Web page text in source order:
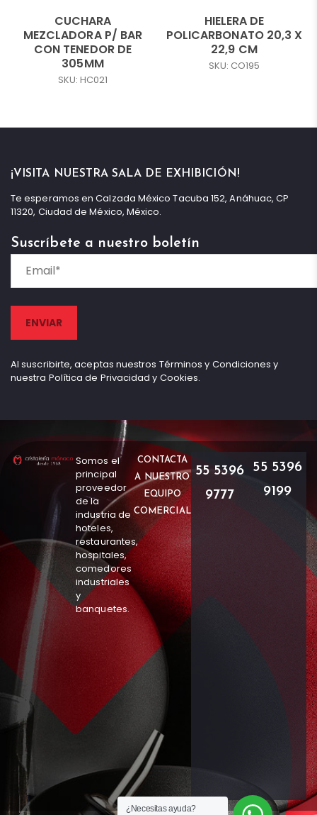
CUCHARA
MEZCLADORA P/ BAR
CON TENEDOR DE
305MM
SKU: HC021
HIELERA DE
POLICARBONATO 20,3 X
22,9 CM
SKU: CO195
¡VISITA NUESTRA SALA DE EXHIBICIÓN!
Te esperamos en Calzada México Tacuba 152, Anáhuac, CP
11320, Ciudad de México, México.
Suscríbete a nuestro boletín
Al suscribirte, aceptas nuestros Términos y Condiciones y
nuestra Política de Privacidad y Cookies.
Somos el
principal
proveedor
de la
industria de
hoteles,
restaurantes,
hospitales,
comedores
industriales
y
banquetes.
CONTACTA
A NUESTRO
EQUIPO
COMERCIAL
55 5396
9777
55 5396
9199
¿Necesitas ayuda?